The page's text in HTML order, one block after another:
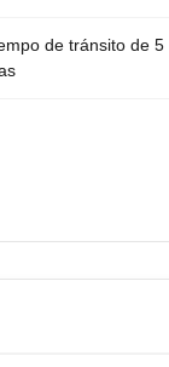
de tránsito de 5